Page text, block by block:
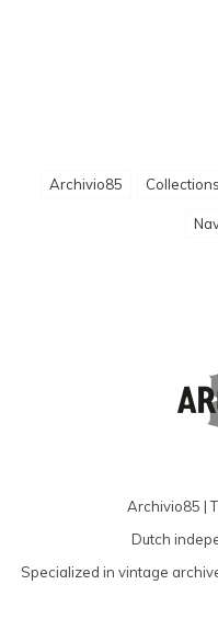
Archivio85 Collections
Archivio85 |
Dutch
Specialized in vintage